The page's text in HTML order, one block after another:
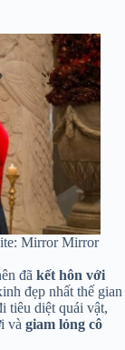
Mirror Mirror
đã kết hôn với
đẹp nhất thế gian
tiêu diệt quái vật,
và giam lỏng cô